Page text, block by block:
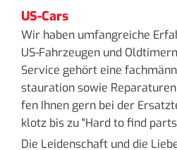
US-Cars
Wir haben um­fang­rei­che
US-Fahr­zeu­gen und
Ser­vice ge­hört eine
stau­ra­ti­on sowie
fen Ihnen gern bei der
klotz bis zu "Hard to find
Die Lei­den­schaft und die